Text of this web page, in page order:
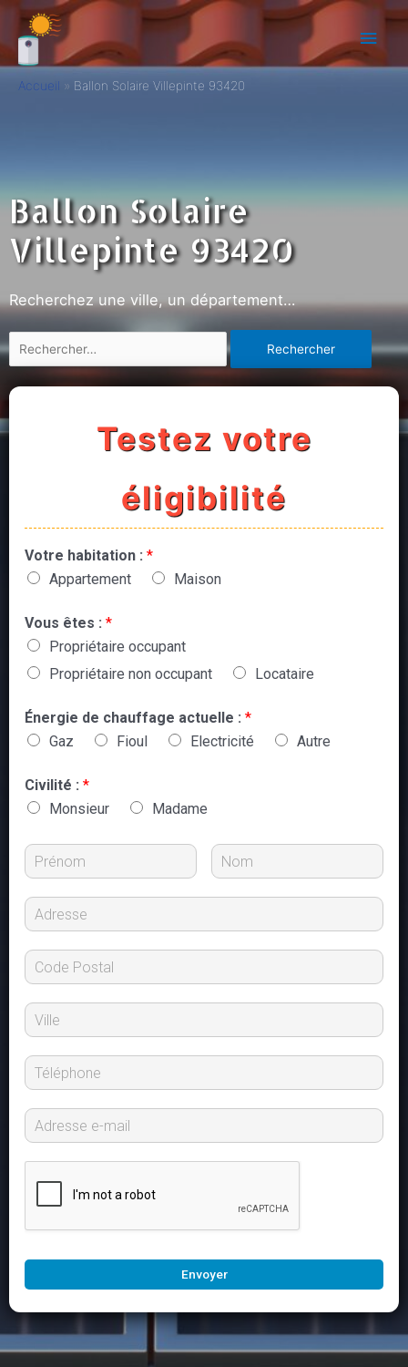
Accueil Ballon Solaire Villepinte 93420
Ballon Solaire
Villepinte 93420
Recherchez une ville, un département…
Testez votre
éligibilité
Votre habitation : *
Appartement
Maison
Vous êtes : *
Propriétaire occupant
Propriétaire non occupant
Locataire
Énergie de chauffage actuelle : *
Gaz
Fioul Electricité Autre
Civilité : *
Monsieur
Madame
Envoyer